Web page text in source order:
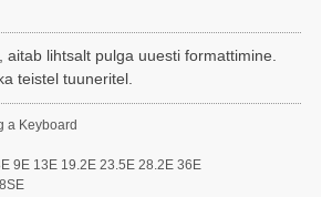
aitab lihtsalt pulga uuesti formattimine.
teistel tuuneritel.
a Keyboard
9E 13E 19.2E 23.5E 28.2E 36E